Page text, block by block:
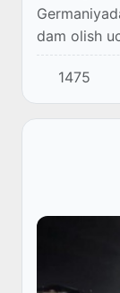
dam olish
20nafar
1475